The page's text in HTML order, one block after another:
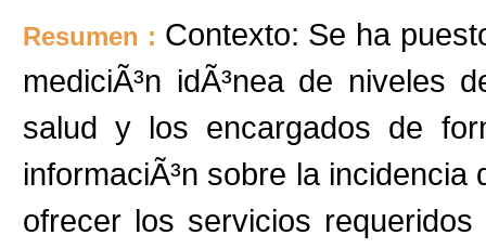
Resumen : Contexto: Se ha
mediciÃ³n idÃ³nea de niveles
salud y los encargados de
informaciÃ³n sobre la
ofrecer los servicios